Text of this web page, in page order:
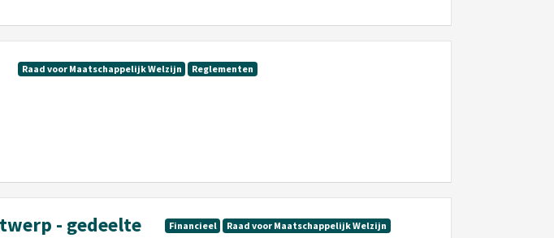
Raad voor Maatschappelijk Welzijn Reglementen
Financieel Raad voor Maatschappelijk Welzijn
- gedeelte